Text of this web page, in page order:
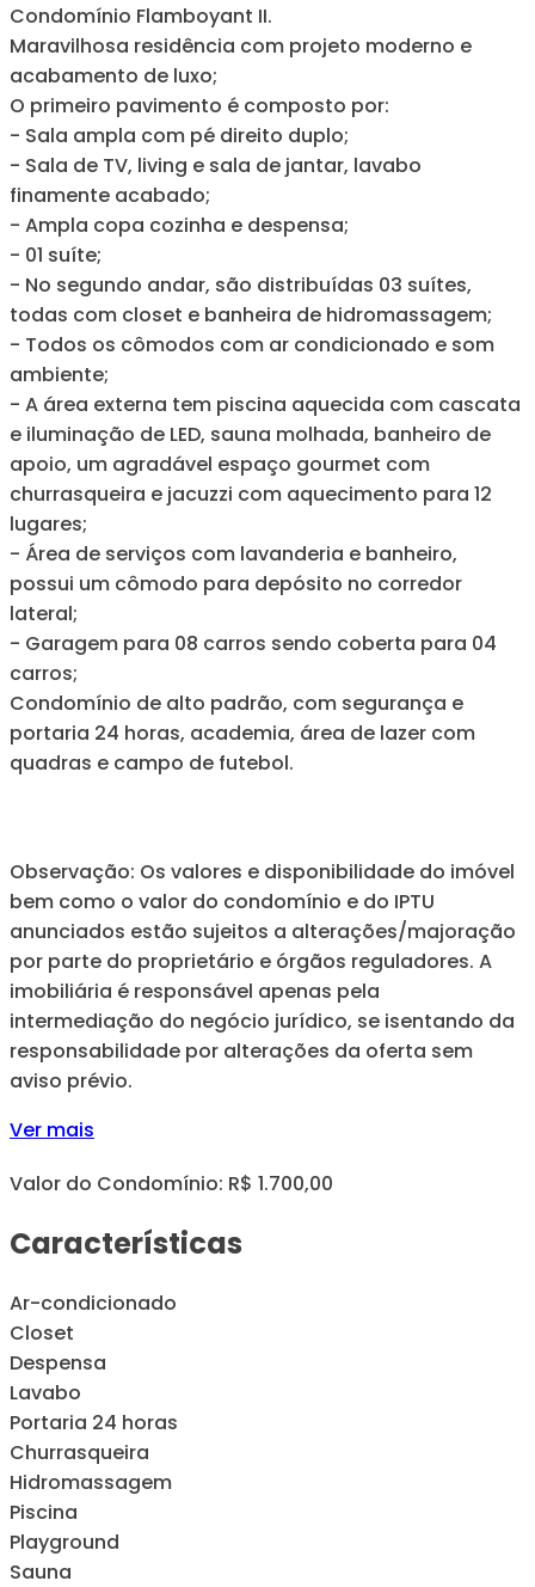
Condomínio Flamboyant II.
Maravilhosa residência com projeto moderno e
acabamento de luxo;
O primeiro pavimento é composto por:
- Sala ampla com pé direito duplo;
- Sala de TV, living e sala de jantar, lavabo
finamente acabado;
- Ampla copa cozinha e despensa;
- 01 suíte;
- No segundo andar, são distribuídas 03 suítes,
todas com closet e banheira de hidromassagem;
- Todos os cômodos com ar condicionado e som
ambiente;
- A área externa tem piscina aquecida com cascata
e iluminação de LED, sauna molhada, banheiro de
apoio, um agradável espaço gourmet com
churrasqueira e jacuzzi com aquecimento para 12
lugares;
- Área de serviços com lavanderia e banheiro,
possui um cômodo para depósito no corredor
lateral;
- Garagem para 08 carros sendo coberta para 04
carros;
Condomínio de alto padrão, com segurança e
portaria 24 horas, academia, área de lazer com
quadras e campo de futebol.
Observação: Os valores e disponibilidade do imóvel
bem como o valor do condomínio e do IPTU
anunciados estão sujeitos a alterações/majoração
por parte do proprietário e órgãos reguladores. A
imobiliária é responsável apenas pela
intermediação do negócio jurídico, se isentando da
responsabilidade por alterações da oferta sem
aviso prévio.
Ver mais
Valor do Condomínio: R$ 1.700,00
Características
Ar-condicionado
Closet
Despensa
Lavabo
Portaria 24 horas
Churrasqueira
Hidromassagem
Piscina
Playground
Sauna